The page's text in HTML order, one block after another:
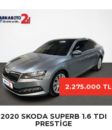
2020 SKODA SUPERB 1.6 TDI
PRESTIGE
2.275.000 TL